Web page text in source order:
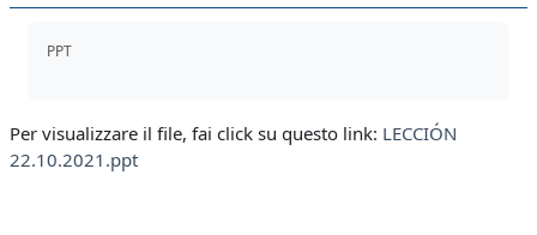
PPT
Per visualizzare il file, fai click su questo link: LECCIÓN
22.10.2021.ppt